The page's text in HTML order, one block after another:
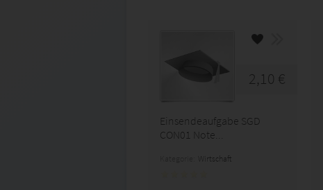
2,10 €
Einsendeaufgabe SGD
CON01 Note...
Wirtschaft